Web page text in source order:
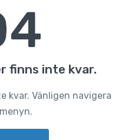
finns inte kvar.
kvar. Vänligen navigera